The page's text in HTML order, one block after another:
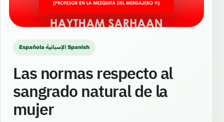
Española الإسبانية Spanish
Las normas respecto al
sangrado natural de la
mujer